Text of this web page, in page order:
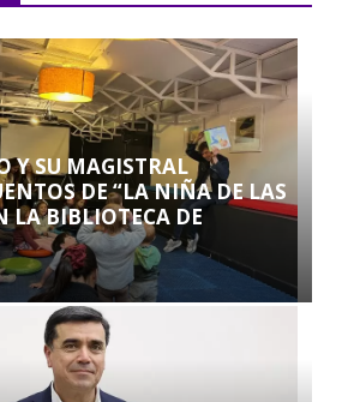
Y SU MAGISTRAL
DE “LA NIÑA DE LAS
LA BIBLIOTECA DE